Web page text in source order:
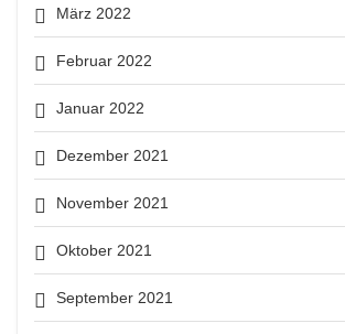
März 2022
Februar 2022
Januar 2022
Dezember 2021
November 2021
Oktober 2021
September 2021